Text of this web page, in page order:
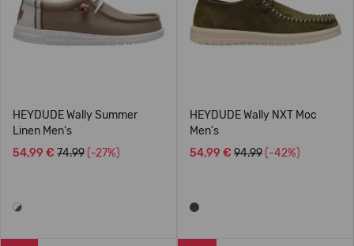
HEYDUDE Wally Summer
Linen Men's
54,99 € 74.99 (-27%)
HEYDUDE Wally NXT Moc
Men's
54,99 € 94.99 (-42%)